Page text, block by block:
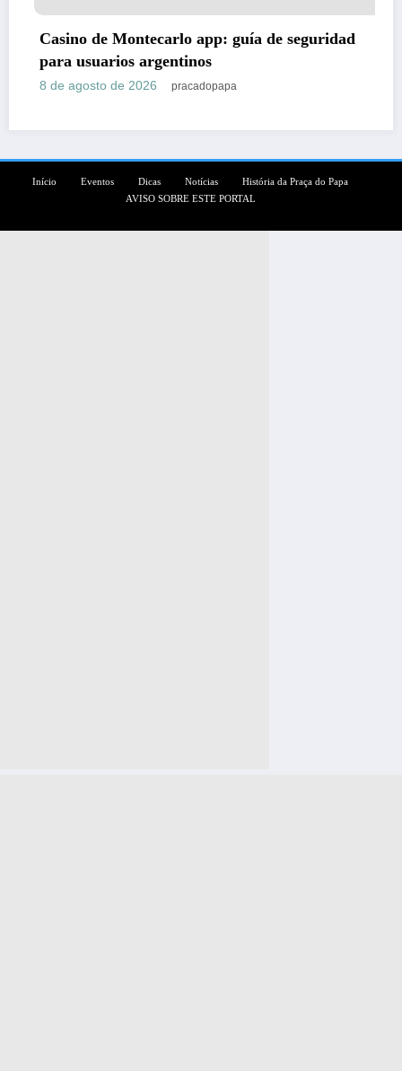
de Montecarlo app: guía de seguridad
argentinos
de 2026 pracadopapa
Início Eventos Dicas Notícias
História da Praça do Papa
AVISO SOBRE ESTE PORTAL